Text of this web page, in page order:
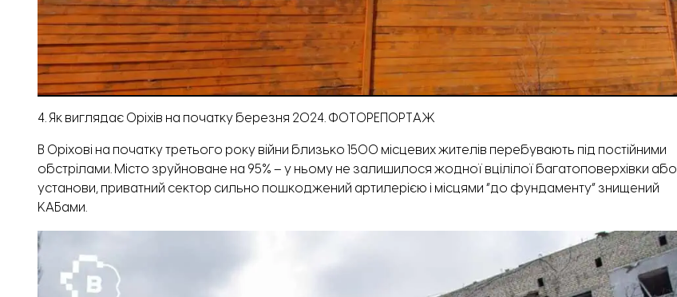
4. Як виглядає Оріхів на початку березня 2024. ФОТОРЕПОРТАЖ
В Оріхові на початку третього року війни близько 1500 місцевих жителів перебувають під постійними
обстрілами. Місто зруйноване на 95% – у ньому не залишилося жодної вцілілої багатоповерхівки або
установи, приватний сектор сильно пошкоджений артилерією і місцями “до фундаменту” знищений
КАБами.